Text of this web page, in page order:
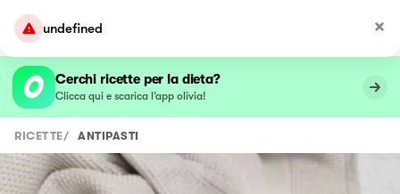
undefined
Cerchi ricette per la dieta?
Clicca qui e scarica l’app olivia!
RICETTE/ ANTIPASTI